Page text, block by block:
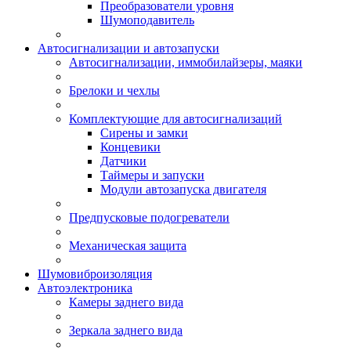
Преобразователи уровня
Шумоподавитель
Автосигнализации и автозапуски
Автосигнализации, иммобилайзеры, маяки
Брелоки и чехлы
Комплектующие для автосигнализаций
Сирены и замки
Концевики
Датчики
Таймеры и запуски
Модули автозапуска двигателя
Предпусковые подогреватели
Механическая защита
Шумовиброизоляция
Автоэлектроника
Камеры заднего вида
Зеркала заднего вида